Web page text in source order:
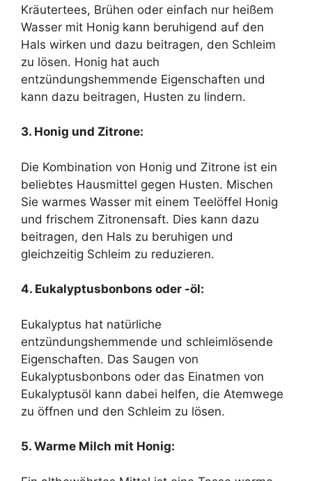
Kräutertees, Brühen oder einfach nur heißem
Wasser mit Honig kann beruhigend auf den
Hals wirken und dazu beitragen, den Schleim
zu lösen. Honig hat auch
entzündungshemmende Eigenschaften und
kann dazu beitragen, Husten zu lindern.
3. Honig und Zitrone:
Die Kombination von Honig und Zitrone ist ein
beliebtes Hausmittel gegen Husten. Mischen
Sie warmes Wasser mit einem Teelöffel Honig
und frischem Zitronensaft. Dies kann dazu
beitragen, den Hals zu beruhigen und
gleichzeitig Schleim zu reduzieren.
4. Eukalyptusbonbons oder -öl:
Eukalyptus hat natürliche
entzündungshemmende und schleimlösende
Eigenschaften. Das Saugen von
Eukalyptusbonbons oder das Einatmen von
Eukalyptusöl kann dabei helfen, die Atemwege
zu öffnen und den Schleim zu lösen.
5. Warme Milch mit Honig: